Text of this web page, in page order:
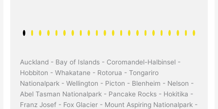
Auckland - Bay of Islands - Coromandel-Halbinsel -
Hobbiton - Whakatane - Rotorua - Tongariro
Nationalpark - Wellington - Picton - Blenheim - Nelson -
Abel Tasman Nationalpark - Pancake Rocks - Hokitika -
Franz Josef - Fox Glacier - Mount Aspiring Nationalpark -